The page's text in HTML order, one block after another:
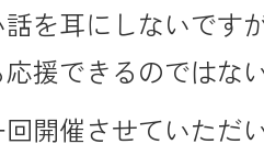
を耳にしないです
援できるのではな
開催させていただ